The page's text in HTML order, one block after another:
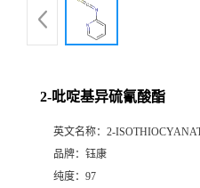
2-吡啶基异硫氰酸酯
英文名称： 2-
品牌： 钰康
纯度： 97